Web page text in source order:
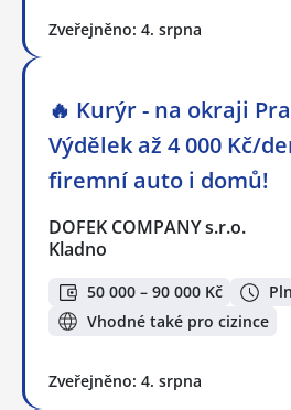
Zveřejněno: 4. srpna
🔥 Kurýr - na okraji
Výdělek až 4 000 Kč/
firemní auto i domů!
DOFEK COMPANY s.r.o.
Kladno
50 000 – 90 000 Kč
Vhodné také pro cizince
Zveřejněno: 4. srpna